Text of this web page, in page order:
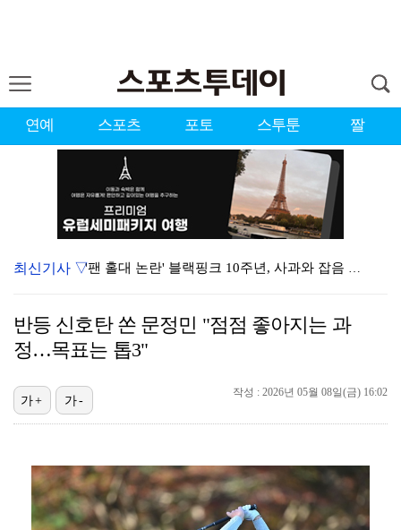
연예 스포츠 포토 스투툰 짤
'팬 홀대 논란' 블랙핑크 10주년, 사과와 잡음 속 …
[ST포토] 텐, 한여름 청청패션
[ST포토] 볼빨간사춘기, 여행을 떠나요
[ST포토] 멋있는 타잔
최신기사 ▽
반등 신호탄 쏜 문정민 "점점 좋아지는 과
정…목표는 톱3"
작성 : 2026년 05월 08일(금) 16:02
가+ 가-